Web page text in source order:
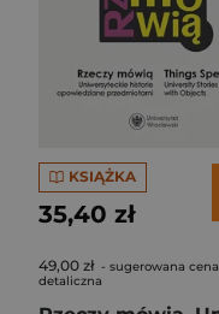
KSIĄŻKA
35,40 zł
49,00 zł - sugerowana cena
detaliczna